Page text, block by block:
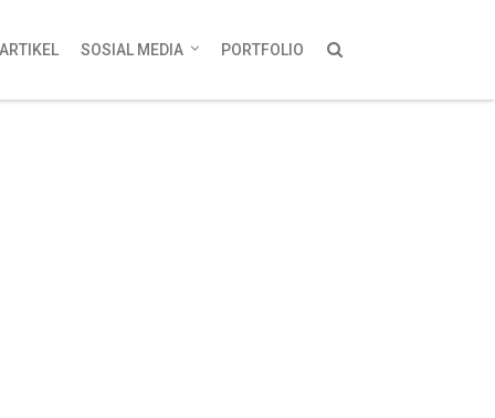
ARTIKEL SOSIAL MEDIA PORTFOLIO